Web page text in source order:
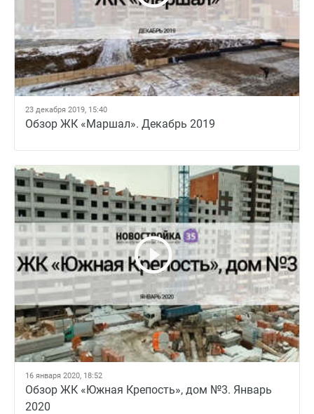
23 декабря 2019, 15:40
Обзор ЖК «Маршал». Декабрь 2019
16 января 2020, 18:52
Обзор ЖК «Южная Крепость», дом №3. Январь
2020